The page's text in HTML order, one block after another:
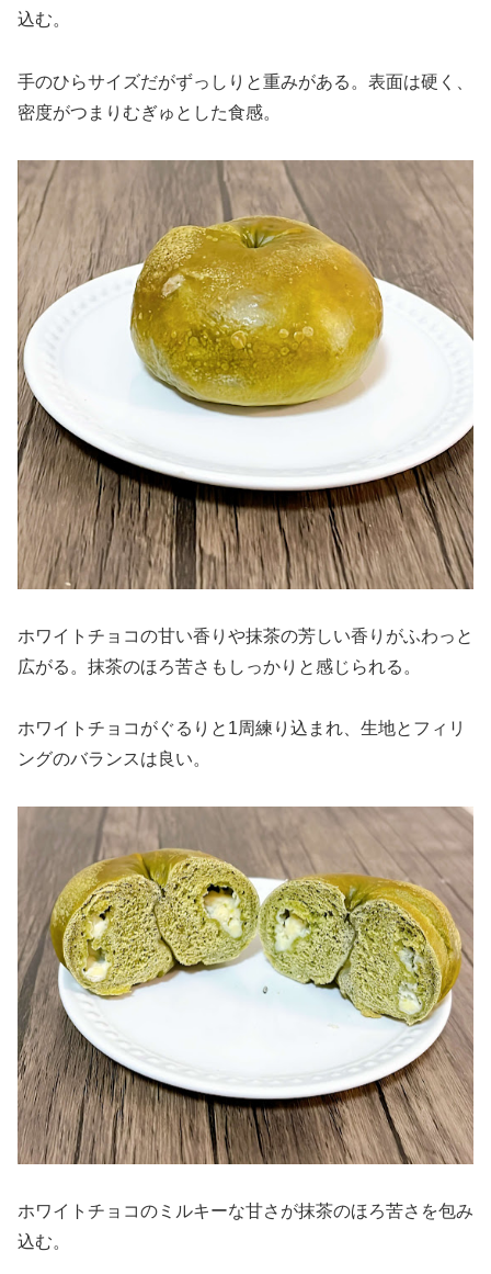
込む。
手のひらサイズだがずっしりと重みがある。表面は硬く、
密度がつまりむぎゅとした食感。
ホワイトチョコの甘い香りや抹茶の芳しい香りがふわっと
広がる。抹茶のほろ苦さもしっかりと感じられる。
ホワイトチョコがぐるりと1周練り込まれ、生地とフィリ
ングのバランスは良い。
ホワイトチョコのミルキーな甘さが抹茶のほろ苦さを包み
込む。